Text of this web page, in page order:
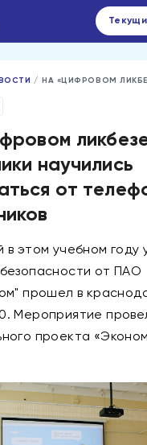
Каталог уроков
по
urok@data-economy.ru
Подписаться на новости
/
научились
от
в этом учебном году
от ПАО
прошел в
Мероприятие
проекта